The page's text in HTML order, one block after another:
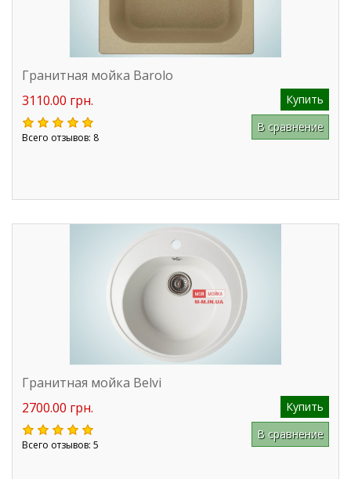
Гранитная мойка Barolo
3110.00 грн.
Купить
Всего отзывов: 8
В сравнение
Гранитная мойка Belvi
2700.00 грн.
Купить
Всего отзывов: 5
В сравнение